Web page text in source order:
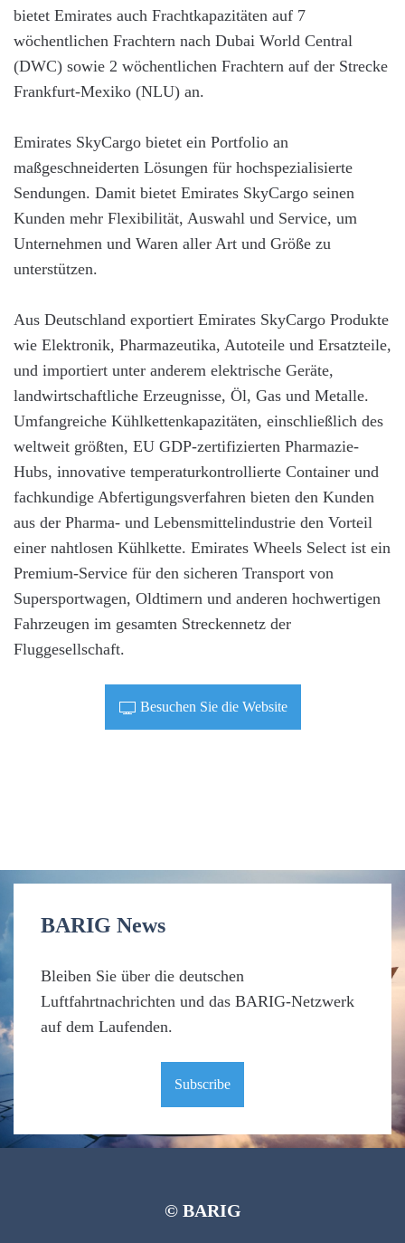
bietet Emirates auch Frachtkapazitäten auf 7
wöchentlichen Frachtern nach Dubai World Central
(DWC) sowie 2 wöchentlichen Frachtern auf der Strecke
Frankfurt-Mexiko (NLU) an.
Emirates SkyCargo bietet ein Portfolio an
maßgeschneiderten Lösungen für hochspezialisierte
Sendungen. Damit bietet Emirates SkyCargo seinen
Kunden mehr Flexibilität, Auswahl und Service, um
Unternehmen und Waren aller Art und Größe zu
unterstützen.
Aus Deutschland exportiert Emirates SkyCargo Produkte
wie Elektronik, Pharmazeutika, Autoteile und Ersatzteile,
und importiert unter anderem elektrische Geräte,
landwirtschaftliche Erzeugnisse, Öl, Gas und Metalle.
Umfangreiche Kühlkettenkapazitäten, einschließlich des
weltweit größten, EU GDP-zertifizierten Pharmazie-
Hubs, innovative temperaturkontrollierte Container und
fachkundige Abfertigungsverfahren bieten den Kunden
aus der Pharma- und Lebensmittelindustrie den Vorteil
einer nahtlosen Kühlkette. Emirates Wheels Select ist ein
Premium-Service für den sicheren Transport von
Supersportwagen, Oldtimern und anderen hochwertigen
Fahrzeugen im gesamten Streckennetz der
Fluggesellschaft.
Besuchen Sie die Website
BARIG News
Bleiben Sie über die deutschen
Luftfahrtnachrichten und das BARIG-Netzwerk
auf dem Laufenden.
Subscribe
© BARIG